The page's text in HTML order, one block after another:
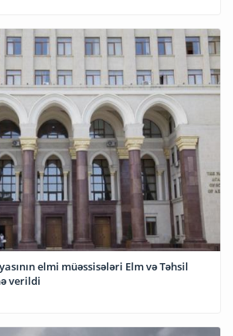
elmi müəssisələri Elm və Təhsil
verildi